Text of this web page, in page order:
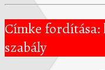
Címke
szabály